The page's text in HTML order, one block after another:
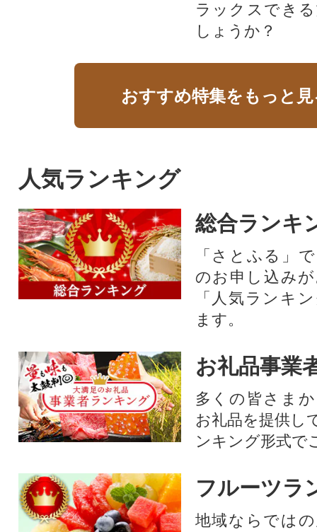
ラックスでき
しょうか？
おすすめ特集をもっと
人気ランキング
総合ランキ
「さとふる」
のお申し込み
「人気ランキ
ます。
お礼品事業
多くの皆さま
お礼品を提供し
ンキング形式で
フルーツラ
地域ならでは